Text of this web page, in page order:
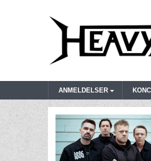
ANMELDELSER